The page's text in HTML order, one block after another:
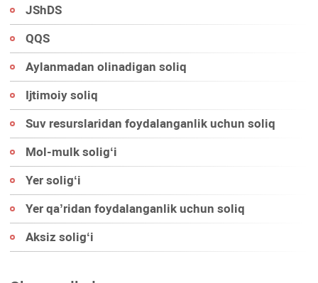
JShDS
QQS
Aylanmadan olinadigan soliq
Ijtimoiy soliq
Suv resurslaridan foydalanganlik uchun soliq
Mol-mulk soligʻi
Yer soligʻi
Yer qa’ridan foydalanganlik uchun soliq
Aksiz soligʻi